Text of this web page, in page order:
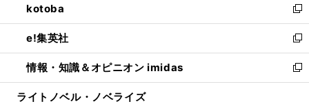
く
で
開
く
ド
ウ
で
開
く
ィ
ン
ド
ウ
で
開
い
ウ
ィ
ン
ド
ウ
kotoba
新
し
い
ウ
ィ
ン
e!集英社
新
し
い
ウ
情報・知識＆オピニオン imidas
新
し
ライトノベル・ノベライズ